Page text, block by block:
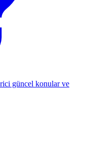
güncel konular ve